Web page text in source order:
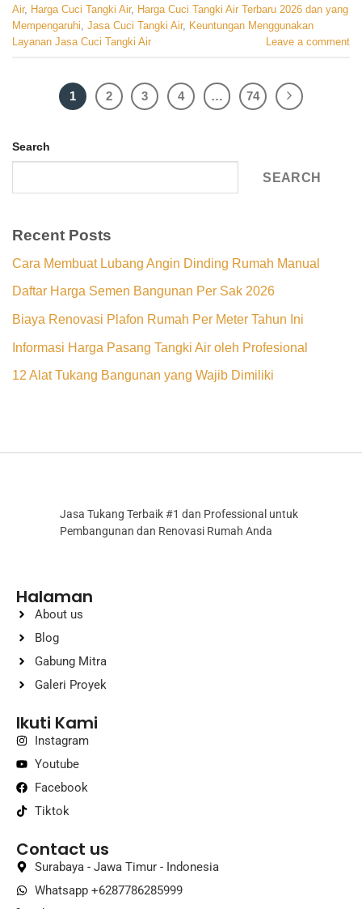
Air, Harga Cuci Tangki Air, Harga Cuci Tangki Air Terbaru 2026 dan yang
Mempengaruhi Jasa Cuci Tangki Air, Keuntungan Menggunakan
Layanan Jasa Cuci Tangki Air
Leave a comment
1 2 3 4 … 74
Search
SEARCH
Recent Posts
Cara Membuat Lubang Angin Dinding Rumah Manual
Daftar Harga Semen Bangunan Per Sak 2026
Biaya Renovasi Plafon Rumah Per Meter Tahun Ini
Informasi Harga Pasang Tangki Air oleh Profesional
12 Alat Tukang Bangunan yang Wajib Dimiliki
Jasa Tukang Terbaik #1 dan Professional untuk
Pembangunan dan Renovasi Rumah Anda
Halaman
About us
Blog
Gabung Mitra
Galeri Proyek
Ikuti Kami
Instagram
Youtube
Facebook
Tiktok
Contact us
Surabaya - Jawa Timur - Indonesia
Whatsapp +6287786285999